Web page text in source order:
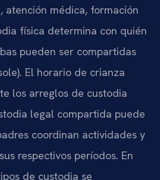
médica, formación
física determina con quién
pueden ser compartidas
El horario de crianza
los arreglos de custodia
legal compartida puede
coordinan actividades y
respectivos períodos. En
de custodia se